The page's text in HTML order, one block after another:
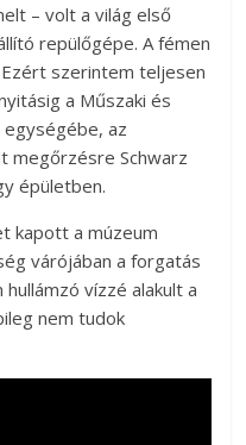
– volt a világ első
repülőgépe. A fémen
szerintem teljesen
a Műszaki és
az
megőrzésre Schwarz
épületben.
kapott a múzeum
várójában a forgatás
vízzé alakult a
nem tudok